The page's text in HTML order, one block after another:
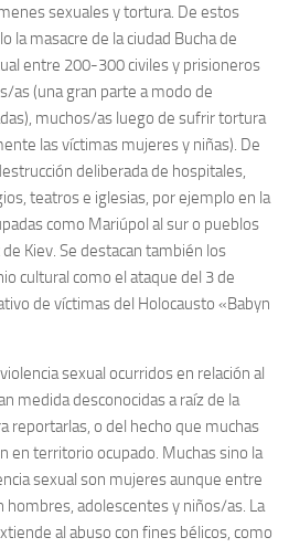
sexuales y tortura. De estos
la masacre de la ciudad Bucha de
entre 200-300 civiles y prisioneros
as (una gran parte a modo de
muchos/as luego de sufrir tortura
las víctimas mujeres y niñas). De
deliberada de hospitales,
teatros e iglesias, por ejemplo en la
como Mariúpol al sur o pueblos
Kiev. Se destacan también los
cultural como el ataque del 3 de
de víctimas del Holocausto «Babyn
sexual ocurridos en relación al
medida desconocidas a raíz de la
reportarlas, o del hecho que muchas
en territorio ocupado. Muchas sino la
sexual son mujeres aunque entre
adolescentes y niños/as. La
al abuso con fines bélicos, como